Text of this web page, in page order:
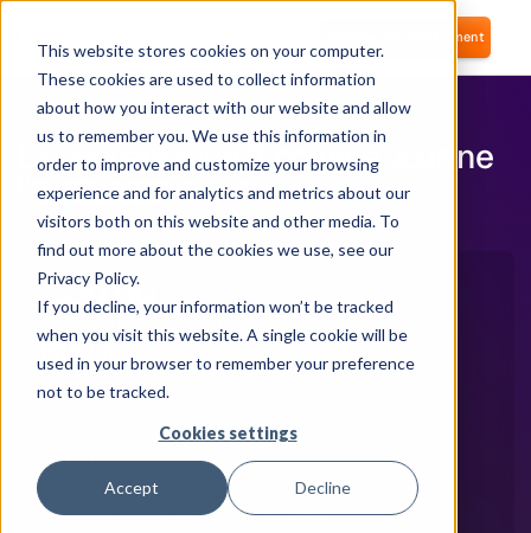
This website stores cookies on your computer.
These cookies are used to collect information
about how you interact with our website and allow
us to remember you. We use this information in
order to improve and customize your browsing
experience and for analytics and metrics about our
visitors both on this website and other media. To
find out more about the cookies we use, see our
Privacy Policy.
If you decline, your information won’t be tracked
when you visit this website. A single cookie will be
used in your browser to remember your preference
not to be tracked.
Cookies settings
Accept Decline
Commencer gratuitement
La gouvernance IT comme vous ne
l’avez jamais vue.
Démarrer gratuitement
contact@corma.io
PRODUIT
Gestion des SaaS
Gouvernance des identités